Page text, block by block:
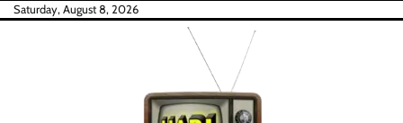
SkipSaturday, August 8, 2026